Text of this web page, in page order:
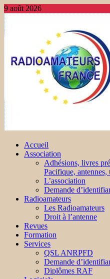
9 août 2026
Accueil
Association
Adhésions, livres
Pacifique, antennes,
L’association
Demande
Radioamateurs
Les Radioamateurs
Droit à l’antenne
Revues
Formation
Services
QSL ANRPFD
Demande
Diplômes RAF